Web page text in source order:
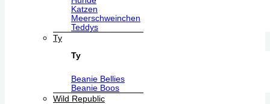
Katzen
Meerschweinchen
Teddys
Ty
Ty
Beanie Bellies
Beanie Boos
Wild Republic